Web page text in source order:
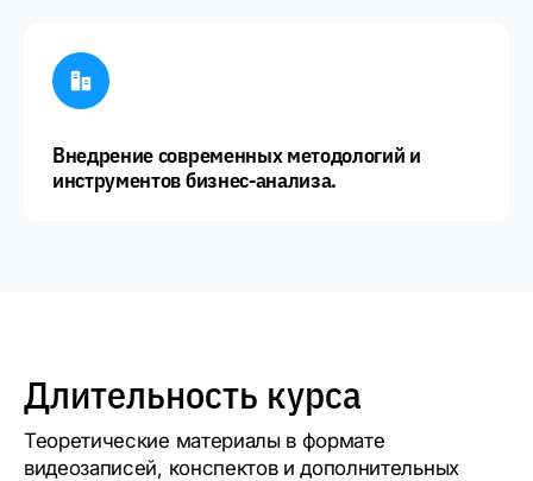
Внедрение современных методологий и
инструментов бизнес-анализа.
Длительность курса
Теоретические материалы в формате
видеозаписей, конспектов и дополнительных